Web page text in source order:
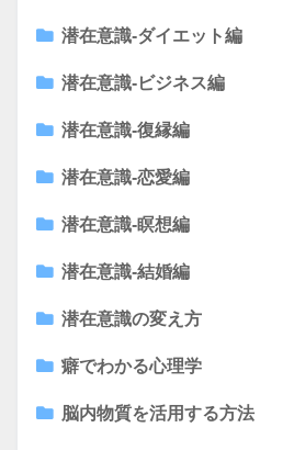
潜在意識-ダイエット編
潜在意識-ビジネス編
潜在意識-復縁編
潜在意識-恋愛編
潜在意識-瞑想編
潜在意識-結婚編
潜在意識の変え方
癖でわかる心理学
脳内物質を活用する方法